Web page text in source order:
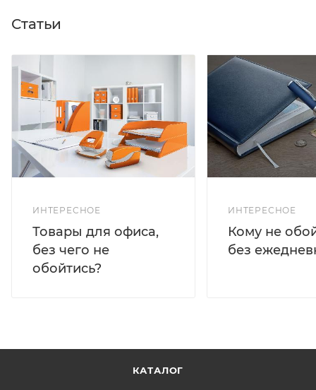
Статьи
ИНТЕРЕСНОЕ
Товары для офиса,
без чего не
обойтись?
ИНТЕРЕСНОЕ
Кому не
без
КАТАЛОГ